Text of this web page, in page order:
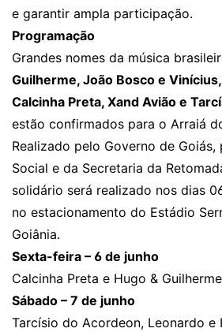
e garantir ampla participação.
Programação
Grandes nomes da música
Guilherme, João Bosco e
Calcinha Preta, Xand Avião e
estão confirmados para o Arraiá
Realizado pelo Governo de
Social e da Secretaria da
solidário será realizado nos dias
no estacionamento do Estádio
Goiânia.
Sexta-feira – 6 de junho
Calcinha Preta e Hugo & Guilherme
Sábado – 7 de junho
Tarcísio do Acordeon, Leonardo e